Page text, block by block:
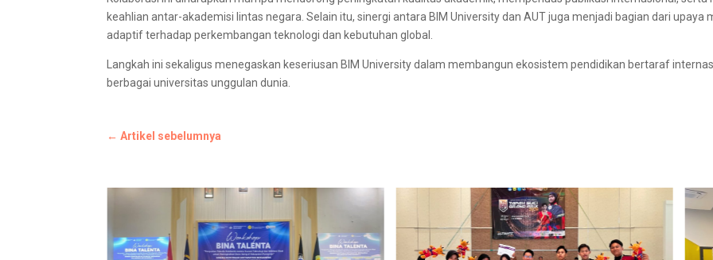
keahlian antar-akademisi lintas negara. Selain itu, sinergi antara BIM University dan AUT juga menjadi bagian dari
adaptif terhadap perkembangan teknologi dan kebutuhan global.
Langkah ini sekaligus menegaskan keseriusan BIM University dalam membangun ekosistem pendidikan bertaraf
berbagai universitas unggulan dunia.
←Artikel sebelumnya